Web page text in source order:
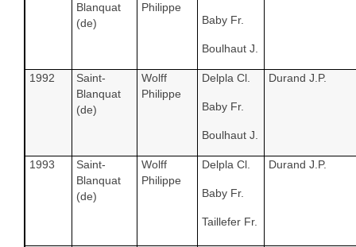
Blanquat
(de)
Philippe
Baby Fr.
Boulhaut J.
1992
Saint-
Blanquat
(de)
Wolff
Philippe
Delpla Cl.
Baby Fr.
Boulhaut J.
Durand J.P.
1993
Saint-
Blanquat
(de)
Wolff
Philippe
Delpla Cl.
Baby Fr.
Taillefer Fr.
Durand J.P.